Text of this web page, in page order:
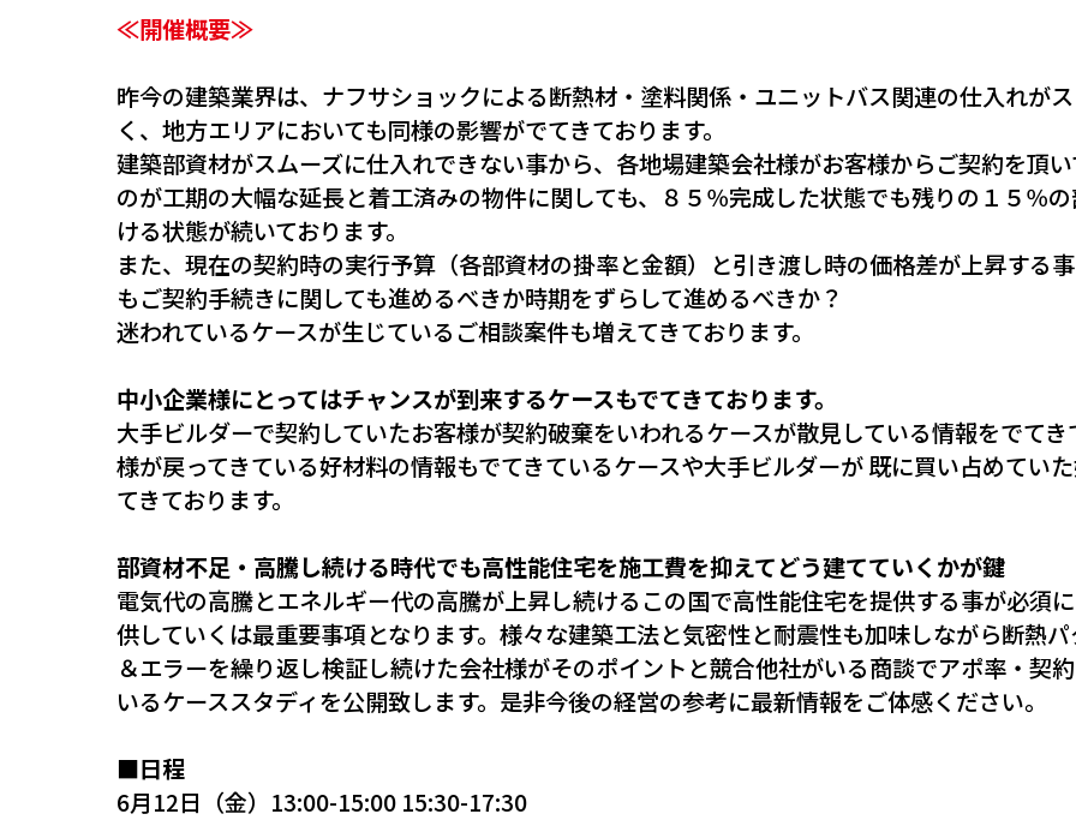
≪開催概要≫
昨今の建築業界は、ナフサショックによる断熱材・塗料関係・ユニットバス関連の仕入れが
く、地方エリアにおいても同様の影響がでてきております。
建築部資材がスムーズに仕入れできない事から、各地場建築会社様がお客様からご契約を頂
のが工期の大幅な延長と着工済みの物件に関しても、８５％完成した状態でも残りの１５％
ける状態が続いております。
また、現在の契約時の実行予算（各部資材の掛率と金額）と引き渡し時の価格差が上昇する
もご契約手続きに関しても進めるべきか時期をずらして進めるべきか？
迷われているケースが生じているご相談案件も増えてきております。
中小企業様にとってはチャンスが到来するケースもでてきております。
大手ビルダーで契約していたお客様が契約破棄をいわれるケースが散見している情報をでて
様が戻ってきている好材料の情報もでてきているケースや大手ビルダーが 既に買い占めてい
てきております。
部資材不足・高騰し続ける時代でも高性能住宅を施工費を抑えてどう建てていくかが鍵
電気代の高騰とエネルギー代の高騰が上昇し続けるこの国で高性能住宅を提供する事が必須
供していくは最重要事項となります。様々な建築工法と気密性と耐震性も加味しながら断熱
＆エラーを繰り返し検証し続けた会社様がそのポイントと競合他社がいる商談でアポ率・契
いるケーススタディを公開致します。是非今後の経営の参考に最新情報をご体感ください。
■日程
6月12日（金）13:00-15:00 15:30-17:30